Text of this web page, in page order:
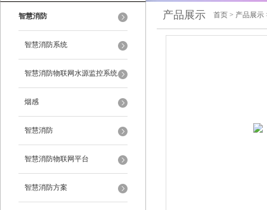
智慧消防
智慧消防系统
智慧消防物联网水源监控系统
烟感
智慧消防
智慧消防物联网平台
智慧消防方案
产品展示 首页 > 产品展示